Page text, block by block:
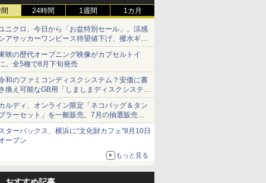
24時間 1週間 1カ月
ニクロ、今日から「お盆特別セール」。涼感
アサッカーワンピース待望値下げ、撥水ギア
ョーツは1990円に
映の歴代オープニング映像がカプセルトイ
。全5種で8月下旬発売
和のファミコンディスクシステム？安価に書
換え可能なGB用「しましまディスクシステ
」
ルディ、オンライン限定「ネコバッグ＆タン
ラーセット」を一般販売。7月の抽選販売の
選無効分
ターバックス、横浜に“文化財カフェ”8月10日
ープン
もっと見る